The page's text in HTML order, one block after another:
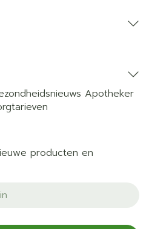
Apotheker
producten en